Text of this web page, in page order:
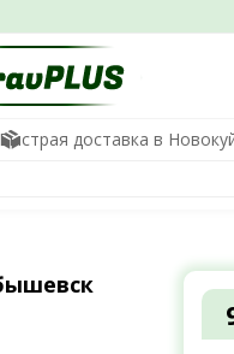
Быстрая доставка в